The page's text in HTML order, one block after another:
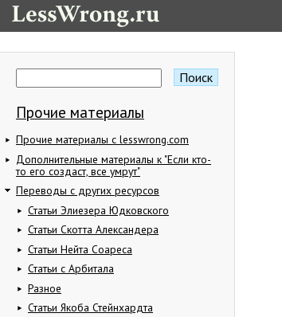
Форма поиска
Прочие материалы
Прочие материалы с lesswrong.com
Дополнительные материалы к "Если кто-
то его создаст, все умрут"
Переводы с других ресурсов
Статьи Элиезера Юдковского
Статьи Скотта Александера
Статьи Нейта Соареса
Статьи с Арбитала
Разное
Статьи Якоба Стейнхардта